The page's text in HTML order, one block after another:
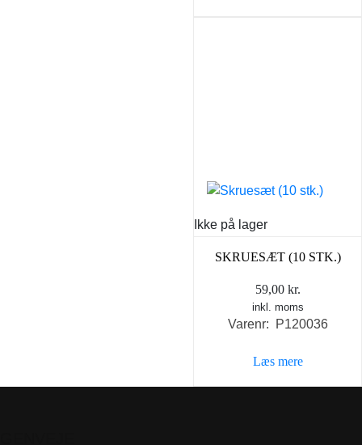
Ikke på lager
SKRUESÆT (10 STK.)
59,00 kr.
inkl. moms
Varenr: P120036
Læs mere